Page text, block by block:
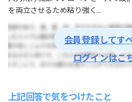
を両立させるため粘り強く...
会員登録してす
ログインはこ
上記回答で気をつけたこと